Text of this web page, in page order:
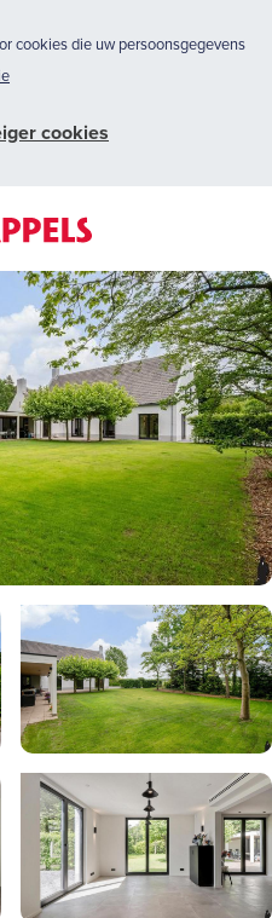
cookies die uw persoonsgegevens
cookies